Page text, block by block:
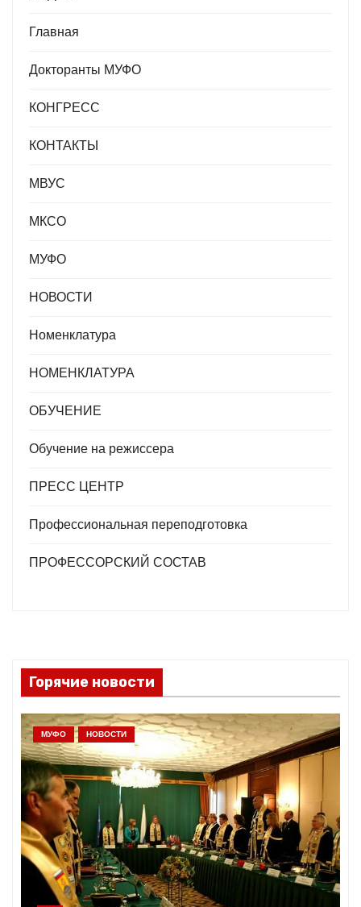
Главная
Докторанты МУФО
КОНГРЕСС
КОНТАКТЫ
МВУС
МКСО
МУФО
НОВОСТИ
Номенклатура
НОМЕНКЛАТУРА
ОБУЧЕНИЕ
Обучение на режиссера
ПРЕСС ЦЕНТР
Профессиональная переподготовка
ПРОФЕССОРСКИЙ СОСТАВ
Горячие новости
МУФО НОВОСТИ